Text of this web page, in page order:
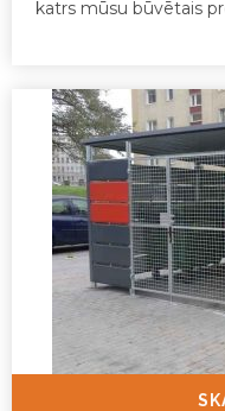
katrs mūsu būvētais